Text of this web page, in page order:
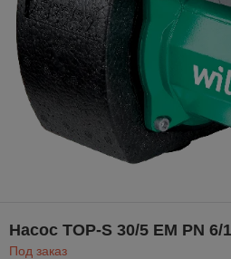
Насос TOP-S 30/5 EM PN 6/
Под заказ